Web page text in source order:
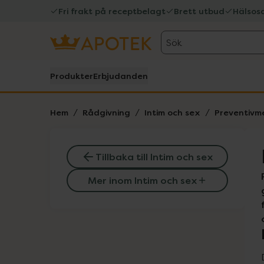
Fri frakt på receptbelagt Brett utbud
Sök
ProdukterErbjudanden
Hem Rådgivning Intim och sex
Tillbaka till Intim och sex
Mer inom Intim och sex